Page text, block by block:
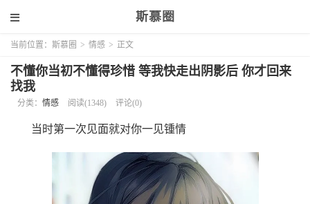
斯慕圈
当前位置： 斯慕圈 > 情感 > 正文
不懂你当初不懂得珍惜 等我快走出阴影后 你才回来
找我
分类： 情感 阅读(1348) 评论(0)
当时第一次见面就对你一见锺情